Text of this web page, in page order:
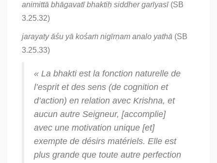
animittā bhāgavatī bhaktiḥ siddher garīyasī(SB
3.25.32)
jarayaty āśu yā kośaṁ nigīrṇam analo yathā (SB
3.25.33)
« La bhaktiest la fonction naturelle de
l’esprit et des sens (de cognition et
d’action) en relation avec Krishna, et
aucun autre Seigneur, [accomplie]
avec une motivation unique [et]
exempte de désirs matériels. Elle est
plus grande que toute autre perfection